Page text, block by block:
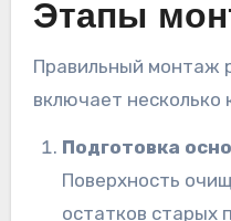
Этапы
Правильный монтаж
включает несколько
Подготовка
Поверхность
остатков старых